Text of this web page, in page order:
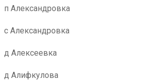
п Александровка
с Александровка
д Алексеевка
д Алифкулова